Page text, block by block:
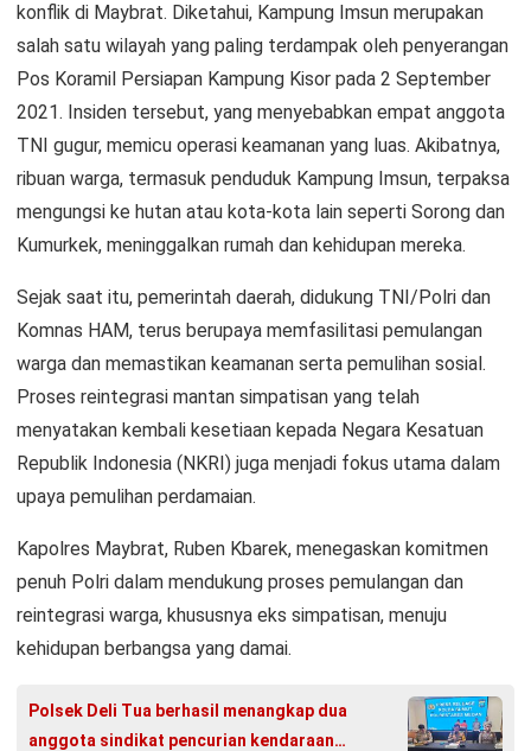
konflik di Maybrat. Diketahui, Kampung Imsun merupakan
salah satu wilayah yang paling terdampak oleh penyerangan
Pos Koramil Persiapan Kampung Kisor pada 2 September
2021. Insiden tersebut, yang menyebabkan empat anggota
TNI gugur, memicu operasi keamanan yang luas. Akibatnya,
ribuan warga, termasuk penduduk Kampung Imsun, terpaksa
mengungsi ke hutan atau kota-kota lain seperti Sorong dan
Kumurkek, meninggalkan rumah dan kehidupan mereka.
Sejak saat itu, pemerintah daerah, didukung TNI/Polri dan
Komnas HAM, terus berupaya memfasilitasi pemulangan
warga dan memastikan keamanan serta pemulihan sosial.
Proses reintegrasi mantan simpatisan yang telah
menyatakan kembali kesetiaan kepada Negara Kesatuan
Republik Indonesia (NKRI) juga menjadi fokus utama dalam
upaya pemulihan perdamaian.
Kapolres Maybrat, Ruben Kbarek, menegaskan komitmen
penuh Polri dalam mendukung proses pemulangan dan
reintegrasi warga, khususnya eks simpatisan, menuju
kehidupan berbangsa yang damai.
Polsek Deli Tua berhasil menangkap dua
anggota sindikat pencurian kendaraan